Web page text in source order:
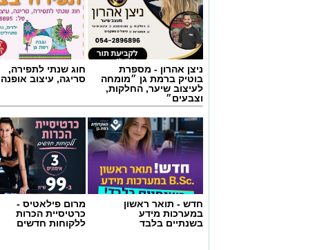
ai
מצרכים (ל-2 מנות)
ניצן אהרון - מספרת
בוטיק ברמת גן ״מומחה
לעיצוב שיער, החלקות,
וצבעים״
חוג שנתי לתפירה,
סריגה, עיצוב אופנה
חדש - תואר ראשון
במערכות מידע
בשנתיים בלבד
מרום פילאטיס -
כרטיסיית הכרות
ללקוחות חדשים